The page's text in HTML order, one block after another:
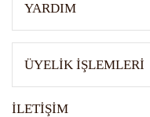
YARDIM
ÜYELİK İŞLEMLERİ
İLETİŞİM